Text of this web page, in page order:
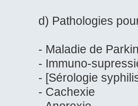
d) Pathologies
- Maladie de
- Immuno-
- [Sérologie
- Cachexie